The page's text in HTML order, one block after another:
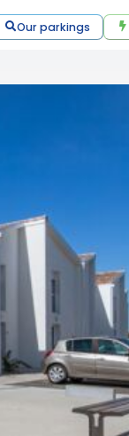
Our parkings